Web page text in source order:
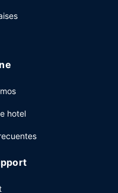
o lounge. Se ofrece un
tu disposición. ¿Estás
de espacio con zona
hotel